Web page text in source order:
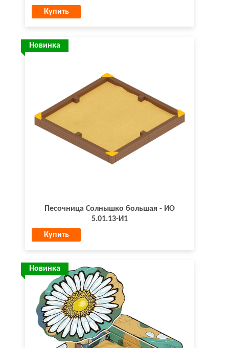
Купить
Новинка
Песочница Солнышко большая - ИО
5.01.13-И1
Купить
Новинка